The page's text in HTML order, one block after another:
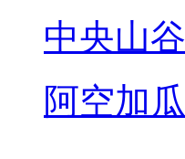
中央山
阿空加